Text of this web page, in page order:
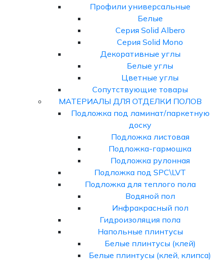
Профили универсальные
Белые
Серия Solid Albero
Серия Solid Mono
Декоративные углы
Белые углы
Цветные углы
Сопутствующие товары
МАТЕРИАЛЫ ДЛЯ ОТДЕЛКИ ПОЛОВ
Подложка под ламинат/паркетную
доску
Подложка листовая
Подложка-гармошка
Подложка рулонная
Подложка под SPC\LVT
Подложка для теплого пола
Водяной пол
Инфракрасный пол
Гидроизоляция пола
Напольные плинтусы
Белые плинтусы (клей)
Белые плинтусы (клей, клипса)